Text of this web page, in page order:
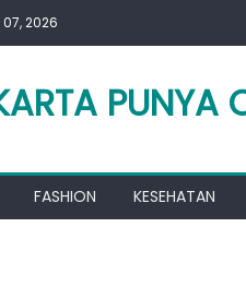
2026
PUNYA
FASHION KESEHATAN